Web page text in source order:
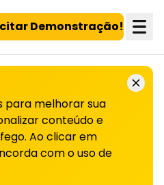
Demonstração!
os artigos!
de
para melhorar sua
conteúdo e
Ao clicar em
com o uso de